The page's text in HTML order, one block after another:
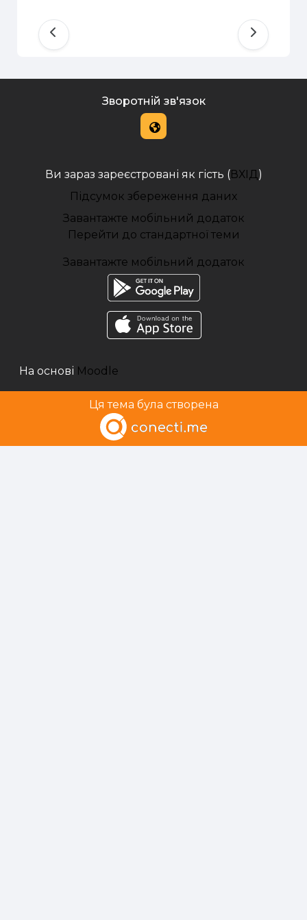
Зворотній зв'язок
Ви зараз зареєстровані як гість (ВХІД)
Підсумок збереження даних
Завантажте мобільний додаток
Перейти до стандартної теми
Завантажте мобільний додаток
На основі Moodle
Ця тема була створена